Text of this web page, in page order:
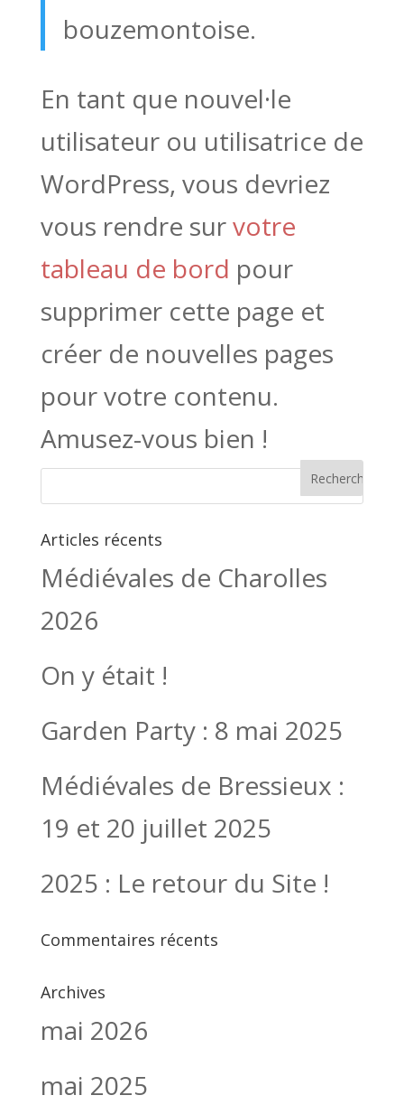
bouzemontoise.
En tant que nouvel·le
utilisateur ou utilisatrice de
WordPress, vous devriez
vous rendre survotre
tableau de bord pour
supprimer cette page et
créer de nouvelles pages
pour votre contenu.
Amusez-vous bien !
Articles récents
Médiévales de Charolles
2026
On y était !
Garden Party : 8 mai 2025
Médiévales de Bressieux :
19 et 20 juillet 2025
2025 : Le retour du Site !
Commentaires récents
Archives
mai 2026
mai 2025